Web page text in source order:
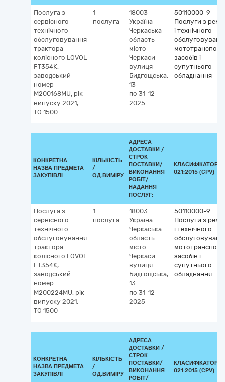
Послуга з
сервісного
технічного
обслуговування
трактора
колісного LOVOL
FT354K,
заводський
номер
M200168MU, рік
випуску 2021,
ТО 1500
1
послуга
18003
Україна
Черкаська
область
місто
Черкаси
вулиця
Бидгощська,
13
по 31-12-
2025
50110000-9
Послуги з
і технічного
засобів і
супутнього
обладнання
КОНКРЕТНА
НАЗВА ПРЕДМЕТА
ЗАКУПІВЛІ
КІЛЬКІСТЬ
/
ОД.ВИМІРУ
АДРЕСА
ДОСТАВКИ /
СТРОК
ПОСТАВКИ/
ВИКОНАННЯ
РОБІТ/
НАДАННЯ
ПОСЛУГ:
КЛАСИФІКАТОР
021:2015 (CPV)
Послуга з
сервісного
технічного
обслуговування
трактора
колісного LOVOL
FT354K,
заводський
номер
M200224MU, рік
випуску 2021,
ТО 1500
1
послуга
18003
Україна
Черкаська
область
місто
Черкаси
вулиця
Бидгощська,
13
по 31-12-
2025
50110000-9
Послуги з
і технічного
засобів і
супутнього
обладнання
КОНКРЕТНА
НАЗВА ПРЕДМЕТА
ЗАКУПІВЛІ
КІЛЬКІСТЬ
/
ОД.ВИМІРУ
АДРЕСА
ДОСТАВКИ /
СТРОК
ПОСТАВКИ/
ВИКОНАННЯ
РОБІТ/
КЛАСИФІКАТОР
021:2015 (CPV)